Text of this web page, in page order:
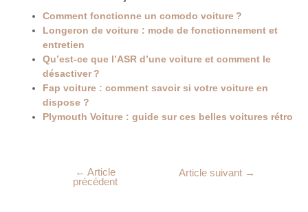
Comment fonctionne un comodo voiture ?
Longeron de voiture : mode de fonctionnement et
entretien
Qu’est-ce que l’ASR d’une voiture et comment le
désactiver ?
Fap voiture : comment savoir si votre voiture en
dispose ?
Plymouth Voiture : guide sur ces belles voitures rétro
← Article
précédent
Article suivant →